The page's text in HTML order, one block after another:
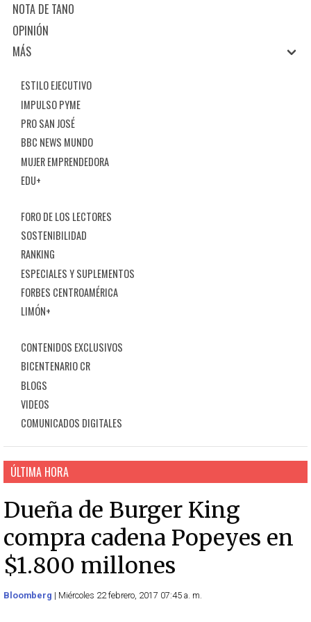
NOTA DE TANO
OPINIÓN
MÁS
ESTILO EJECUTIVO
IMPULSO PYME
PRO SAN JOSÉ
BBC NEWS MUNDO
MUJER EMPRENDEDORA
EDU+
FORO DE LOS LECTORES
SOSTENIBILIDAD
RANKING
ESPECIALES Y SUPLEMENTOS
FORBES CENTROAMÉRICA
LIMÓN+
CONTENIDOS EXCLUSIVOS
BICENTENARIO CR
BLOGS
VIDEOS
COMUNICADOS DIGITALES
ÚLTIMA HORA
Dueña de Burger King
compra cadena Popeyes en
$1.800 millones
Bloomberg | Miércoles 22 febrero, 2017 07:45 a. m.